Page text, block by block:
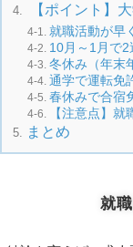
【ポイント】
就職活動が早
10月～1月で
冬休み（年末
通学で運転免
春休みで合宿
【注意点】
まとめ
就